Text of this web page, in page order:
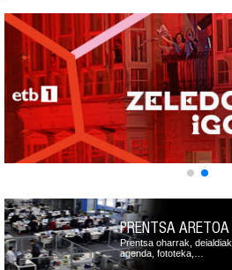
PRENTSA ARETOA
Prentsa oharrak, deialdiak,
agenda, fototeka,…